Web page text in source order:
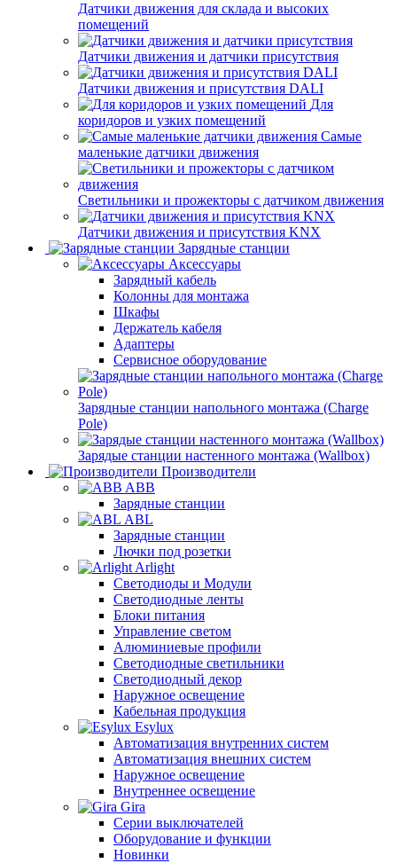
Датчики движения для склада и высоких
помещений
Датчики движения и датчики присутствия
Датчики движения и присутствия DALI
Для
коридоров и узких помещений
Самые
маленькие датчики движения
Светильники и прожекторы с датчиком движения
Датчики движения и присутствия KNX
Зарядные станции
Аксессуары
Зарядный кабель
Колонны для монтажа
Шкафы
Держатель кабеля
Адаптеры
Сервисное оборудование
Зарядные станции напольного монтажа (Charge
Pole)
Зарядые станции настенного монтажа (Wallbox)
Производители
ABB
Зарядные станции
ABL
Зарядные станции
Лючки под розетки
Arlight
Светодиоды и Модули
Светодиодные ленты
Блоки питания
Управление светом
Алюминиевые профили
Светодиодные светильники
Светодиодный декор
Наружное освещение
Кабельная продукция
Esylux
Автоматизация внутренних систем
Автоматизация внешних систем
Наружное освещение
Внутреннее освещение
Gira
Серии выключателей
Оборудование и функции
Новинки